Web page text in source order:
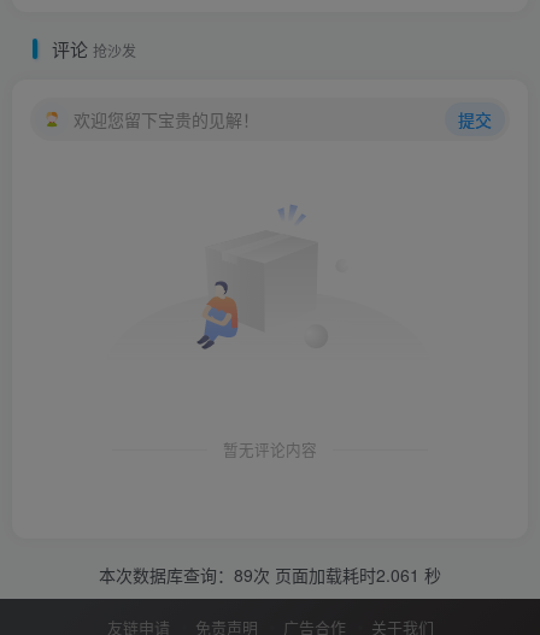
评论 抢沙发
欢迎您留下宝贵的见解！ 提交
暂无评论内容
本次数据库查询：89次 页面加载耗时2.061 秒
友链申请 免责声明 广告合作 关于我们